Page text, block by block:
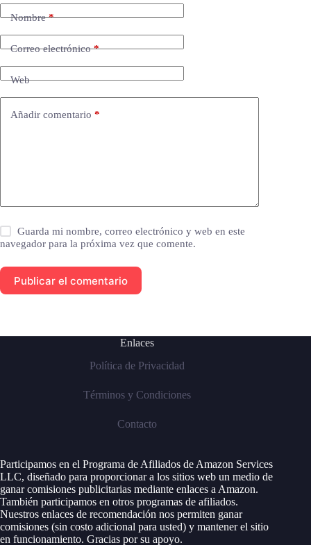
Nombre*
Correo electrónico*
Web
Añadir comentario *
Guarda mi nombre, correo electrónico y web en este
navegador para la próxima vez que comente.
Publicar el comentario
Enlaces
Política de Privacidad
Términos y Condiciones
Contacto
Participamos en el Programa de Afiliados de Amazon Services
LLC, diseñado para proporcionar a los sitios web un medio de
ganar comisiones publicitarias mediante enlaces a Amazon.
También participamos en otros programas de afiliados.
Nuestros enlaces de recomendación nos permiten ganar
comisiones (sin costo adicional para usted) y mantener el sitio
en funcionamiento. Gracias por su apoyo.